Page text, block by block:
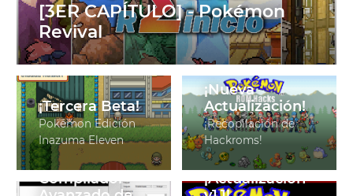
[3ER CAPÍTULO] - Pokémon
Revival
¡Tercera Beta!
Pokémon Edición
Inazuma Eleven
¡Nueva
Actualización!
¡Recopilación de
Hackroms!
Editor Visual y
Compilador
¡Actualización